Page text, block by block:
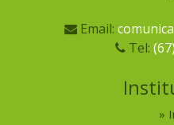
Email:
Tel: